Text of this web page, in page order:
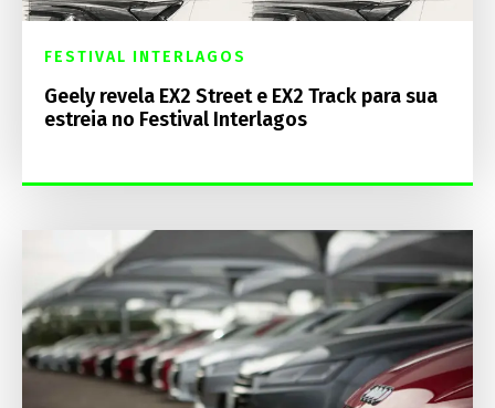
FESTIVAL INTERLAGOS
Geely revela EX2 Street e EX2 Track para sua
estreia no Festival Interlagos